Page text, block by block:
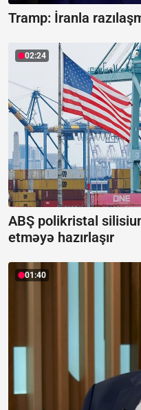
Tramp: İranla
02:24
ABŞ polikristal
etməyə hazırlaşır
01:40